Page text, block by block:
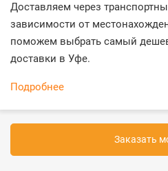
Доставляем через
зависимости от
поможем выбрать самый
доставки в Уфе.
Подробнее
Заказать